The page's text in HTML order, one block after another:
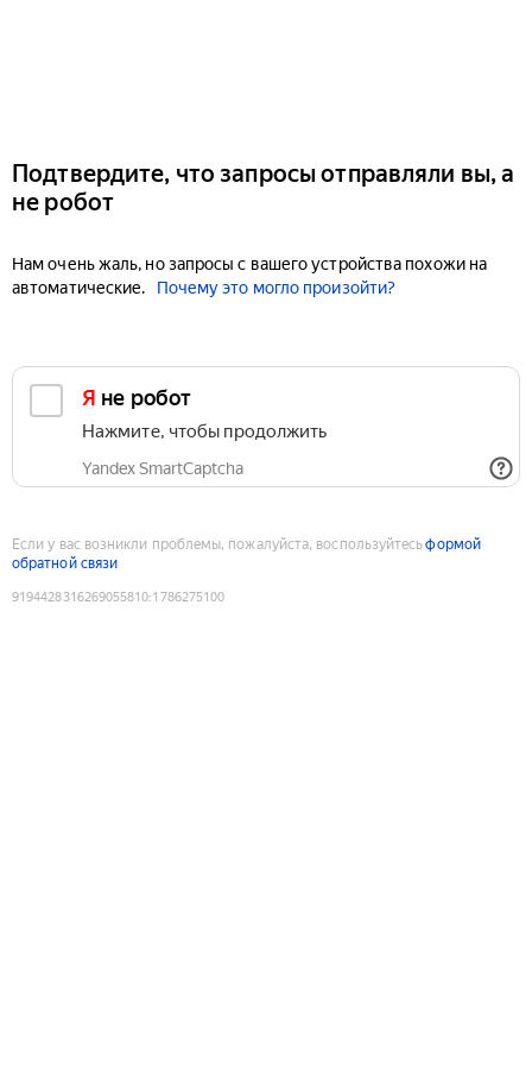
Подтвердите, что запросы отправляли вы, а
не робот
Нам очень жаль, но запросы с вашего устройства похожи на
автоматические.
Почему это могло произойти?
Я не робот
Нажмите, чтобы продолжить
Yandex SmartCaptcha
Если у вас возникли проблемы, пожалуйста, воспользуйтесьформой
обратной связи
9194428316269055810:1786275100